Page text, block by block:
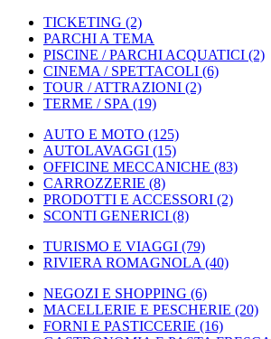
TICKETING (2)
PARCHI A TEMA
PISCINE / PARCHI ACQUATICI (2)
CINEMA / SPETTACOLI (6)
TOUR / ATTRAZIONI (2)
TERME / SPA (19)
AUTO E MOTO (125)
AUTOLAVAGGI (15)
OFFICINE MECCANICHE (83)
CARROZZERIE (8)
PRODOTTI E ACCESSORI (2)
SCONTI GENERICI (8)
TURISMO E VIAGGI (79)
RIVIERA ROMAGNOLA (40)
NEGOZI E SHOPPING (6)
MACELLERIE E PESCHERIE (20)
FORNI E PASTICCERIE (16)